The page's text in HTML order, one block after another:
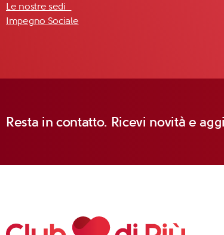
Le nostre sedi
Impegno Sociale
Resta in contatto. Ricevi novità e